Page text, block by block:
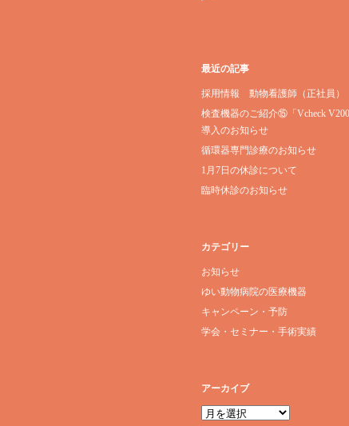
最近の記事
採用情報 動物看護師（正社員）
検査機器のご紹介⑮「Vcheck V200
導入のお知らせ
循環器専門診療のお知らせ
1月7日の休診について
臨時休診のお知らせ
カテゴリー
お知らせ
ゆい動物病院の医療機器
キャンペーン・予防
学会・セミナー・手術実績
アーカイブ